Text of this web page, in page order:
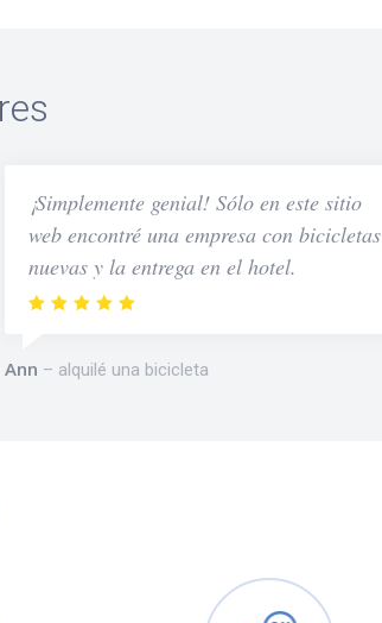
¡Simplemente genial! Sólo en este sitio
web encontré una empresa con bicicletas
nuevas y la entrega en el hotel.
Ann alquilé una bicicleta